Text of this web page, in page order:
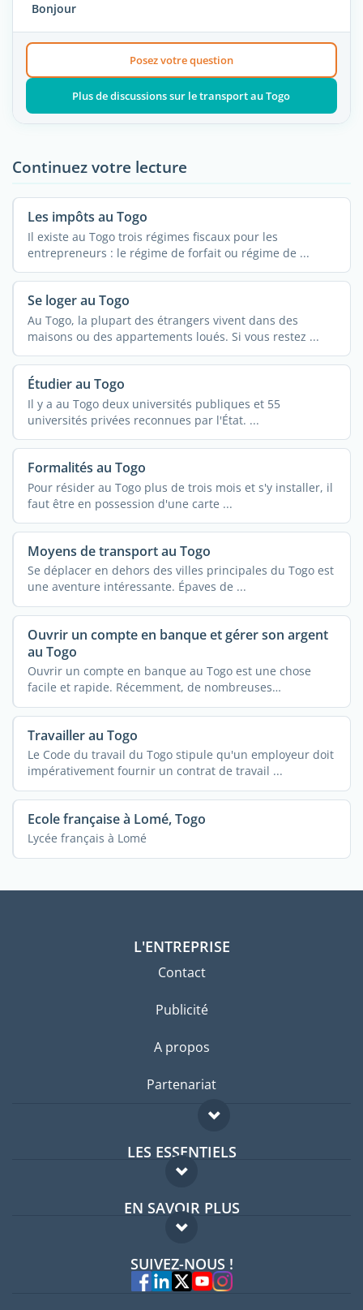
Bonjour
Posez votre question
Plus de discussions sur le transport au Togo
Continuez votre lecture
Les impôts au Togo
Il existe au Togo trois régimes fiscaux pour les
entrepreneurs : le régime de forfait ou régime de ...
Se loger au Togo
Au Togo, la plupart des étrangers vivent dans des
maisons ou des appartements loués. Si vous restez ...
Étudier au Togo
Il y a au Togo deux universités publiques et 55
universités privées reconnues par l'État. ...
Formalités au Togo
Pour résider au Togo plus de trois mois et s'y installer, il
faut être en possession d'une carte ...
Moyens de transport au Togo
Se déplacer en dehors des villes principales du Togo est
une aventure intéressante. Épaves de ...
Ouvrir un compte en banque et gérer son argent
au Togo
Ouvrir un compte en banque au Togo est une chose
facile et rapide. Récemment, de nombreuses
compagnies se ...
Travailler au Togo
Le Code du travail du Togo stipule qu'un employeur doit
impérativement fournir un contrat de travail ...
Ecole française à Lomé, Togo
Lycée français à Lomé
L'ENTREPRISE
Contact
Publicité
A propos
Partenariat
LES ESSENTIELS
Forum expatriés
Guides pays
EN SAVOIR PLUS
FAQ
Experts
SUIVEZ-NOUS !